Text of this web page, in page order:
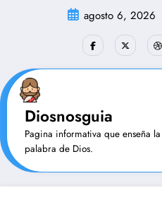
agosto 6, 2026
Diosnosguia
Pagina informativa que enseña la
palabra de Dios.